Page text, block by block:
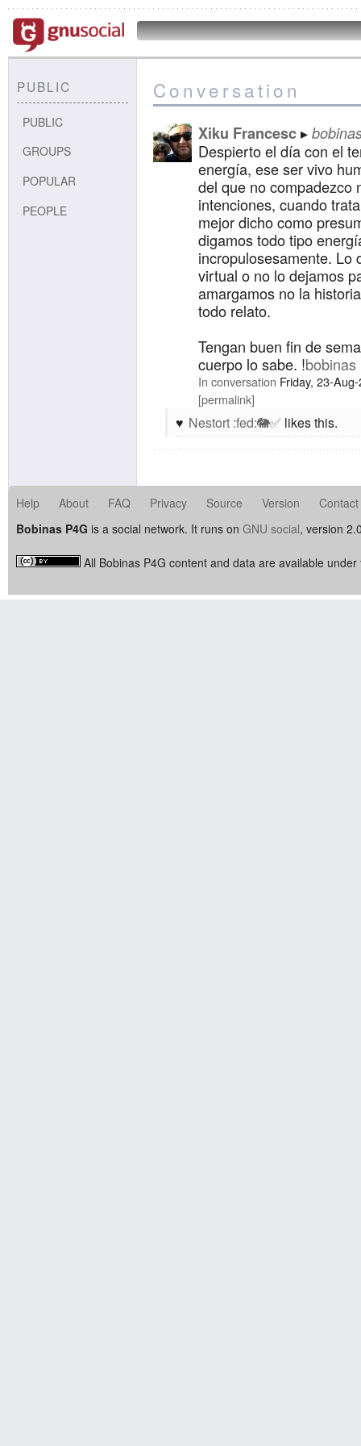
PUBLIC
PUBLIC
GROUPS
POPULAR
PEOPLE
Conversation
Xiku Francesc
Despierto el día con el
energía, ese ser vivo
del que no compadezco
intenciones, cuando
mejor dicho como
digamos todo tipo
incropulosesamente. Lo
virtual o no lo dejamos
amargamos no la
todo relato.
Tengan buen fin de
cuerpo lo sabe. !bobinas
In conversation Friday, 23-
permalink
Nestort :fed:🐘✅ likes this.
Help About FAQ Privacy Source Version
Contact
Bobinas P4G is a social network. It runs on GNU social, version
All Bobinas P4G content and data are available